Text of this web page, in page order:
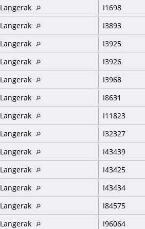
Langerak
I1698
Langerak
I3893
Langerak
I3925
Langerak
I3926
Langerak
I3968
Langerak
I8631
Langerak
I11823
Langerak
I32327
Langerak
I43439
Langerak
I43425
Langerak
I43434
Langerak
I84575
Langerak
I96064